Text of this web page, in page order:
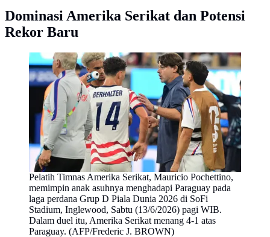
Dominasi Amerika Serikat dan Potensi
Rekor Baru
Pelatih Timnas Amerika Serikat, Mauricio Pochettino,
memimpin anak asuhnya menghadapi Paraguay pada
laga perdana Grup D Piala Dunia 2026 di SoFi
Stadium, Inglewood, Sabtu (13/6/2026) pagi WIB.
Dalam duel itu, Amerika Serikat menang 4-1 atas
Paraguay. (AFP/Frederic J. BROWN)